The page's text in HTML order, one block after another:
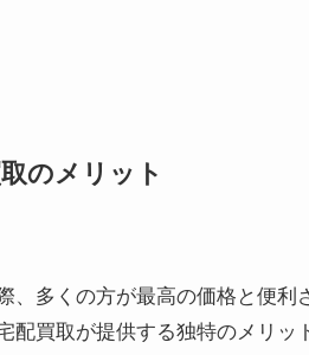
のメリット
、多くの方が最高の価格と便利
配買取が提供する独特のメリッ